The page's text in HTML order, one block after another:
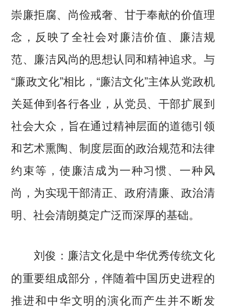
崇廉拒腐、尚俭戒奢、甘于奉献的价值理
念，反映了全社会对廉洁价值、廉洁规
范、廉洁风尚的思想认同和精神追求。与
“廉政文化”相比，“廉洁文化”主体从党政机
关延伸到各行各业，从党员、干部扩展到
社会大众，旨在通过精神层面的道德引领
和艺术熏陶、制度层面的政治规范和法律
约束等，使廉洁成为一种习惯、一种风
尚，为实现干部清正、政府清廉、政治清
明、社会清朗奠定广泛而深厚的基础。
刘俊： 廉洁文化是中华优秀传统文化
的重要组成部分，伴随着中国历史进程的
推进和中华文明的演化而产生并不断发